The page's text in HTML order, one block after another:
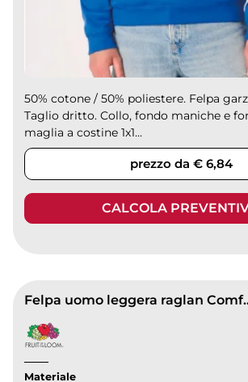
50% cotone / 50% poliestere. Felpa
Taglio dritto. Collo, fondo maniche e
maglia a costine 1x1...
prezzo da € 6,84
CALCOLA
Felpa uomo
Materiale